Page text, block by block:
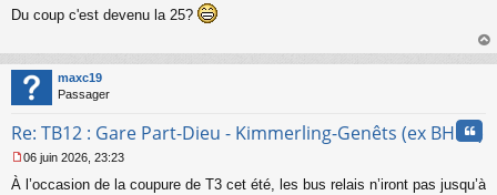
e
a
g
e
o
l
u
Du coup c'est devenu la 25?
au
maxc19
Passager
Re: TB12 : Gare Part-Dieu - Kimmerling-Genêts (ex BHNS)
06 juin 2026, 23:23
À l’occasion de la coupure de T3 cet été, les bus relais n’iront pas jusqu’à